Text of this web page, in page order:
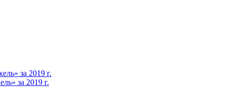
за 2019 г.
за 2019 г.